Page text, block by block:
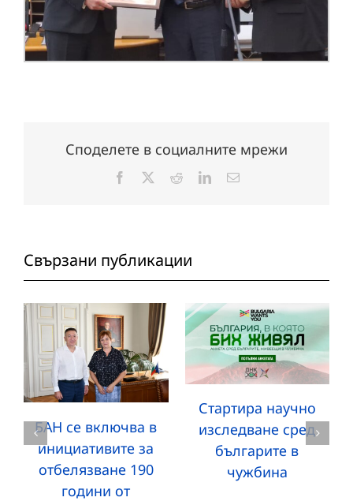
Споделете в социалните мрежи
Facebook RedditLinkedInЕлектронна
Свързани публикации
БАН се включва в
инициативите за
отбелязване 190
години от
Стартира научно
изследване сред
българите в
чужбина